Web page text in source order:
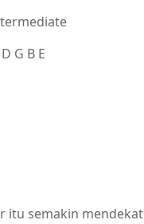
G B E
itu semakin mendekat